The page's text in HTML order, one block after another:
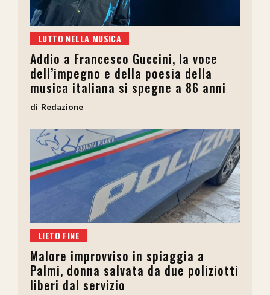
LUTTO NELLA MUSICA
Addio a Francesco Guccini, la voce
dell’impegno e della poesia della
musica italiana si spegne a 86 anni
Redazione
LIETO FINE
Malore improvviso in spiaggia a
Palmi, donna salvata da due poliziotti
liberi dal servizio